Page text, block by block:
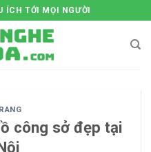
ÍCH TỚI MỌI NGƯỜI
công sở đẹp tại